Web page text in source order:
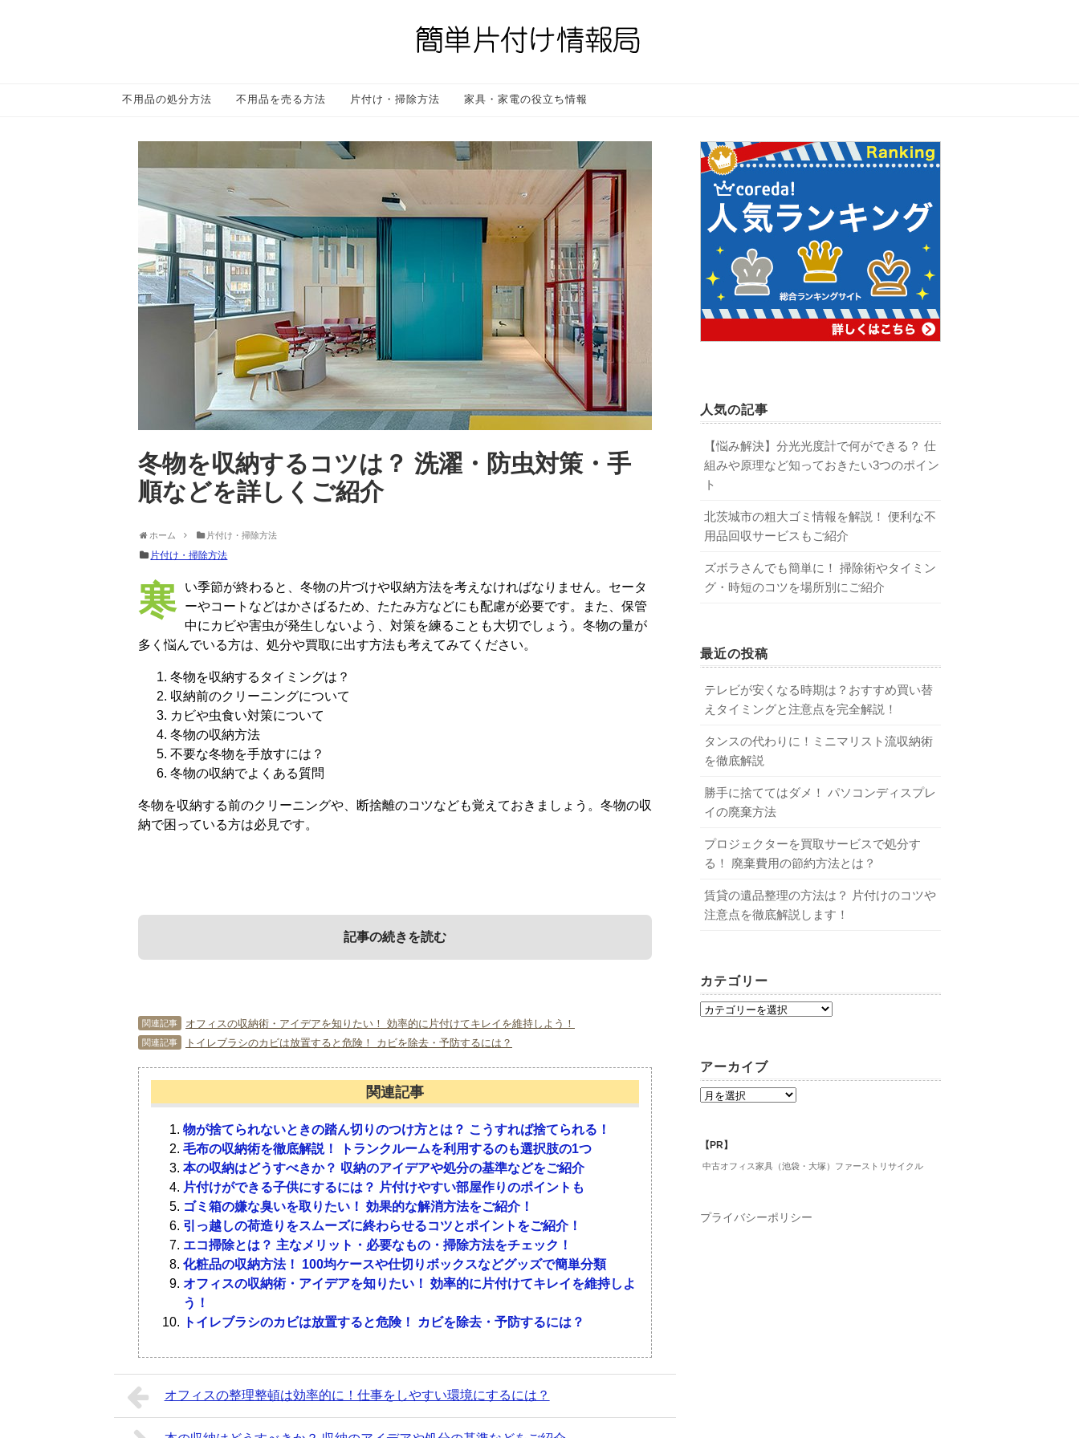
不用品の処分方法 不用品を売る方法 片付け・掃除方法 家具・家電の役立ち情報
冬物を収納するコツは？ 洗濯・防虫対策・手
順などを詳しくご紹介
ホーム 片付け・掃除方法
片付け・掃除方法
寒い季節が終わると、冬物の片づけや収納方法を考えなければなりません。セータ
ーやコートなどはかさばるため、たたみ方などにも配慮が必要です。また、保管
中にカビや害虫が発生しないよう、対策を練ることも大切でしょう。冬物の量が
多く悩んでいる方は、処分や買取に出す方法も考えてみてください。
冬物を収納するタイミングは？
収納前のクリーニングについて
カビや虫食い対策について
冬物の収納方法
不要な冬物を手放すには？
冬物の収納でよくある質問
冬物を収納する前のクリーニングや、断捨離のコツなども覚えておきましょう。冬物の収
納で困っている方は必見です。
記事の続きを読む
1．冬物を収納するタイミングは？
冬物はあえてしまわないという方もいます。しかし、季節ごとに衣替えをすることで、普
段使う収納がすっきりとした環境になるのです。冬物をしまうタイミングを考えてみまし
ょう。
1-1．ゴールデンウィーク前にしまおう
気温が上昇すると害虫の活動が盛んになるため、ゴールデンウィーク前を目安に、冬物を
しまいましょう。ゴールデンウィークが過ぎると気温が急上昇し、害虫が産卵を始めて数
が増え、虫食い被害が拡大してしまうのです。ほかの服にもダメージが広がる可能性があ
るので、期限を決めてしまうように意識してください。
1-2． クリーニングや洗濯を終えたらしまう
暖かくなってきて、冬物の服を着なくなったら、クリーニングや洗濯などを行います。冬
物を洗い終えた後は、収納を考えるいいタイミングです。衣替えと同時に、冬物をしまい
ましょう。
3．カビや虫食い対策について
冬物を収納する場合、心配なのはカビや虫食いによる被害です。どのような対策をすれば
いいのか考えていきましょう。
3-1． 収納前にアイロンをかける
収納前にアイロンをかけることで、熱によって害虫の卵や幼虫を退治することができま
す。洗濯表示を確認し、生地に見合う適正温度でアイロンを使ってください。アイロンを
かけてから冷まし、圧縮袋で密閉すれば、外部から害虫が近寄ることがありません。
3-2． 目一杯収納しない
収納ケースやクローゼットなどにしまう場合は、目一杯詰め込まないようにしましょう。
通気が悪くなり、カビや害虫が発生するリスクが高くなります。収納は、しまう分量を8
割程度に抑えましょう。
3-3．定期的に換気をする
5．不要な冬物を手放すには？
服はいつの間にか増えるのに加え、流行が終わると着用する機会が少なくなるものもあり
ます。適度に断捨離を行い、不要な冬物を処分しましょう。
5-1． 着用回数や劣化具合で処分の判断基準を決める
冬物から残すものと捨てるものの基準を設ける際は、着用回数や劣化具合で決める方法が
おすすめです。着用回数が極端に少ないもの・劣化が激しいもの・サイズアウトしたもの
などは、思いきって処分しましょう。
5-2． 処分だけでなく、買取に出す方法も考えよう
冬物を処分する場合、自治体の資源ゴミや可燃ゴミとして出すことができます。畳んでコ
ンパクトな状態にしてから、ゴミ袋に入れて出しましょう。また、買取に出す方法もおす
すめです。リサイクルショップや古着屋などに持ち込み、査定を受けましょう。
5-3．服はさほど高値での買取とならない
関連記事 オフィスの収納術・アイデアを知りたい！ 効率的に片付けてキレイを維持しよう！
関連記事 トイレブラシのカビは放置すると危険！ カビを除去・予防するには？
関連記事
物が捨てられないときの踏ん切りのつけ方とは？ こうすれば捨てられる！
毛布の収納術を徹底解説！ トランクルームを利用するのも選択肢の1つ
本の収納はどうすべきか？ 収納のアイデアや処分の基準などをご紹介
片付けができる子供にするには？ 片付けやすい部屋作りのポイントも
ゴミ箱の嫌な臭いを取りたい！ 効果的な解消方法をご紹介！
引っ越しの荷造りをスムーズに終わらせるコツとポイントをご紹介！
エコ掃除とは？ 主なメリット・必要なもの・掃除方法をチェック！
化粧品の収納方法！ 100均ケースや仕切りボックスなどグッズで簡単分類
オフィスの収納術・アイデアを知りたい！ 効率的に片付けてキレイを維持しよ
う！
トイレブラシのカビは放置すると危険！ カビを除去・予防するには？
オフィスの整理整頓は効率的に！仕事をしやすい環境にするには？
人気の記事
【悩み解決】分光光度計で何ができる？ 仕
組みや原理など知っておきたい3つのポイン
ト
北茨城市の粗大ゴミ情報を解説！ 便利な不
用品回収サービスもご紹介
ズボラさんでも簡単に！ 掃除術やタイミン
グ・時短のコツを場所別にご紹介
最近の投稿
テレビが安くなる時期は？おすすめ買い替
えタイミングと注意点を完全解説！
タンスの代わりに！ミニマリスト流収納術
を徹底解説
勝手に捨ててはダメ！ パソコンディスプレ
イの廃棄方法
プロジェクターを買取サービスで処分す
る！ 廃棄費用の節約方法とは？
賃貸の遺品整理の方法は？ 片付けのコツや
注意点を徹底解説します！
カテゴリー
アーカイブ
【PR】
中古オフィス家具（池袋・大塚）ファーストリサイクル
プライバシーポリシー